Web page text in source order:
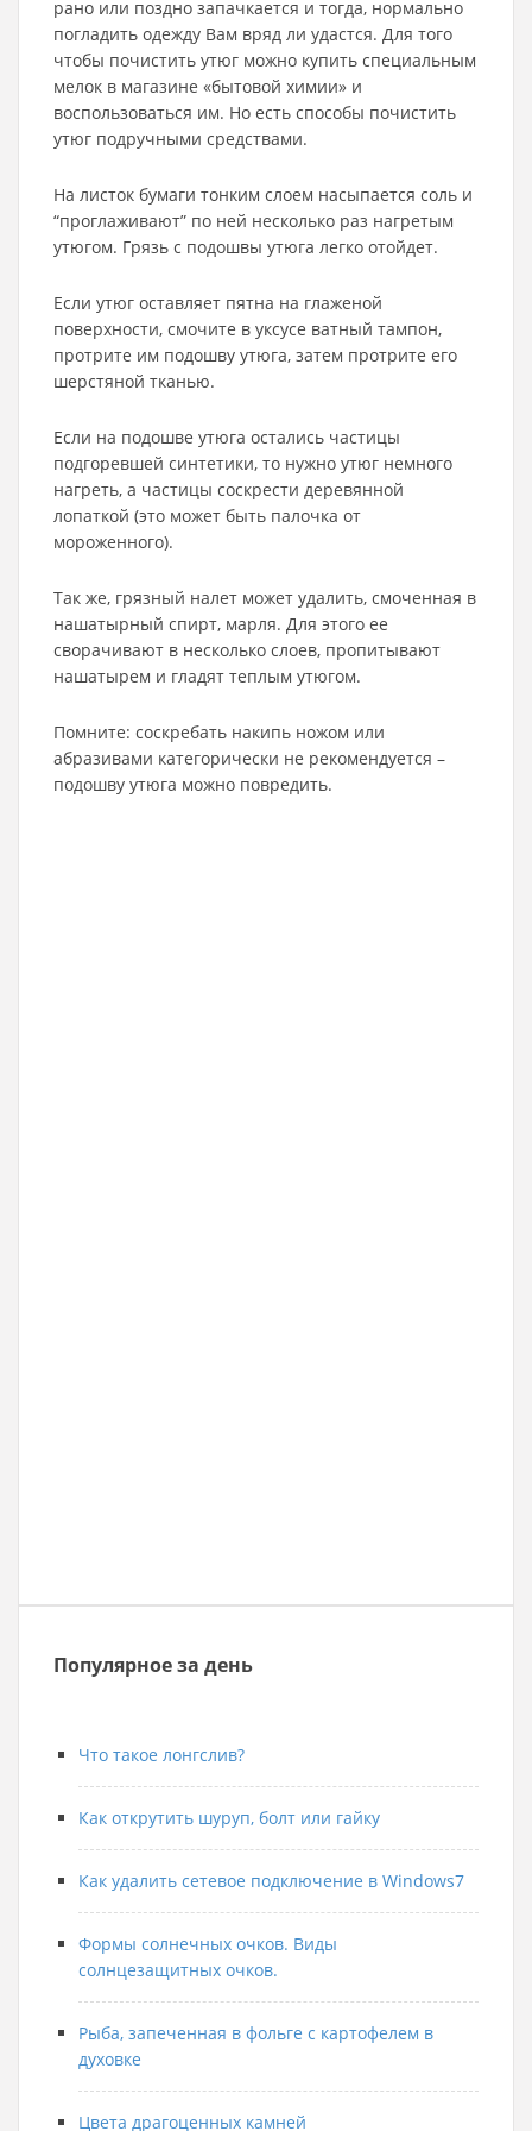
рано или поздно запачкается и тогда, нормально
погладить одежду Вам вряд ли удастся. Для того
чтобы почистить утюг можно купить специальным
мелок в магазине «бытовой химии» и
воспользоваться им. Но есть способы почистить
утюг подручными средствами.
На листок бумаги тонким слоем насыпается соль и
“проглаживают” по ней несколько раз нагретым
утюгом. Грязь с подошвы утюга легко отойдет.
Если утюг оставляет пятна на глаженой
поверхности, смочите в уксусе ватный тампон,
протрите им подошву утюга, затем протрите его
шерстяной тканью.
Если на подошве утюга остались частицы
подгоревшей синтетики, то нужно утюг немного
нагреть, а частицы соскрести деревянной
лопаткой (это может быть палочка от
мороженного).
Так же, грязный налет может удалить, смоченная в
нашатырный спирт, марля. Для этого ее
сворачивают в несколько слоев, пропитывают
нашатырем и гладят теплым утюгом.
Помните: соскребать накипь ножом или
абразивами категорически не рекомендуется –
подошву утюга можно повредить.
Популярное за день
Что такое лонгслив?
Как открутить шуруп, болт или гайку
Как удалить сетевое подключение в Windows7
Формы солнечных очков. Виды
солнцезащитных очков.
Рыба, запеченная в фольге с картофелем в
духовке
Цвета драгоценных камней